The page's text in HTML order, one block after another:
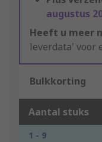
augustus
Heeft u meer
leverdata' voor
Bulkkorting
Aantal stuks
1 - 9